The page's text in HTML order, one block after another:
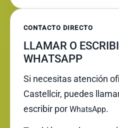
CONTACTO DIRECTO
LLAMAR O
WHATSAPP
Si necesitas atención
Castellcir, puedes
escribir por WhatsApp.